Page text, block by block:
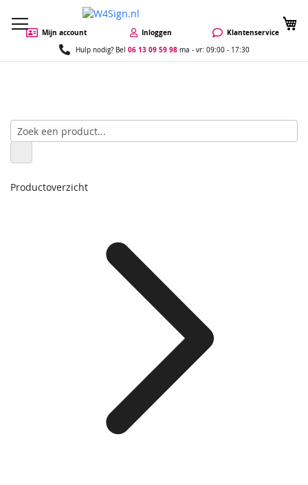
Mijn account Inloggen Klantenservice
Hulp nodig? Bel 06 13 09 59 98ma - vr: 09:00 - 17:30
Productoverzicht